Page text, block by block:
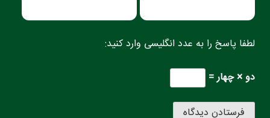
لطفا پاسخ را به عدد انگلیسی وارد کنید:
دو × چهار =